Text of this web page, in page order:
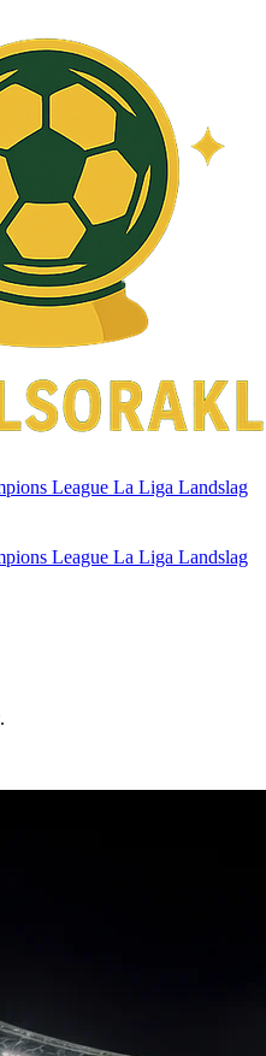
League La Liga Landslag
League La Liga Landslag
.